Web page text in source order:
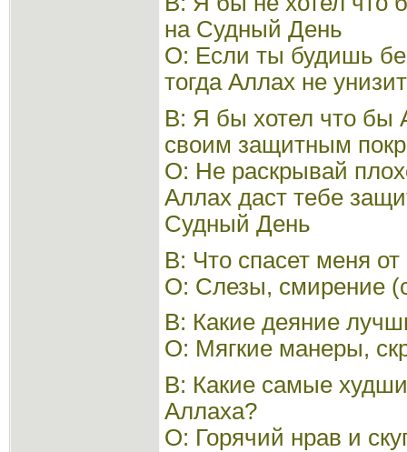
на Судный День
О: Если ты будишь
тогда Аллах не
В: Я бы хотел что бы
своим защитным
О: Не раскрывай
Аллах даст тебе
Судный День
В: Что спасет меня от
О: Слезы, смирение
В: Какие деяние
О: Мягкие манеры,
В: Какие самые
Аллаха?
О: Горячий нрав и